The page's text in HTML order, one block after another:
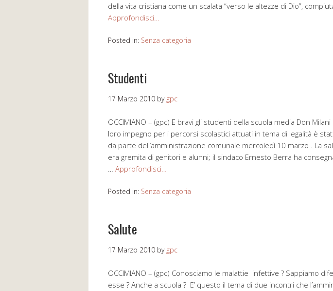
della vita cristiana come un scalata “verso le altezze di Dio”,
Approfondisci…
Posted in: Senza categoria
Studenti
17 Marzo 2010 by gpc
OCCIMIANO – (gpc) E bravi gli studenti della scuola media Don
loro impegno per i percorsi scolastici attuati in tema di legalità è
da parte dell’amministrazione comunale mercoledì 10 marzo . La
era gremita di genitori e alunni; il sindaco Ernesto Berra ha
… Approfondisci…
Posted in: Senza categoria
Salute
17 Marzo 2010 by gpc
OCCIMIANO – (gpc) Conosciamo le malattie infettive ? Sappiamo
esse ? Anche a scuola ? E’ questo il tema di due incontri che